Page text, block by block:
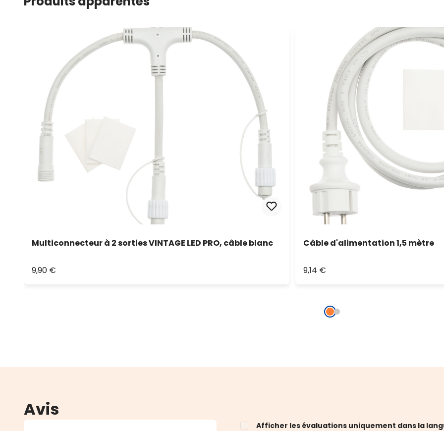
Multiconnecteur à 2 sorties VINTAGE LED PRO, câble blanc
9,90 €
Câble d'alimentation 1,5 mètre
9,14 €
Avis
Afficher les évaluations uniquement dans la